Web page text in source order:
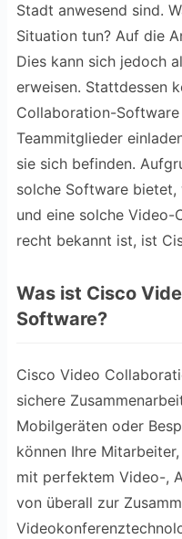
Stadt anwesend sind.
Situation tun? Auf die
Dies kann sich jedoch
erweisen. Stattdessen
Collaboration-
Teammitglieder
sie sich befinden.
solche Software bietet,
und eine solche
recht bekannt ist, ist
Was ist Cisco
Software?
Cisco Video
sichere
Mobilgeräten oder
können Ihre
mit perfektem Video-,
von überall zur